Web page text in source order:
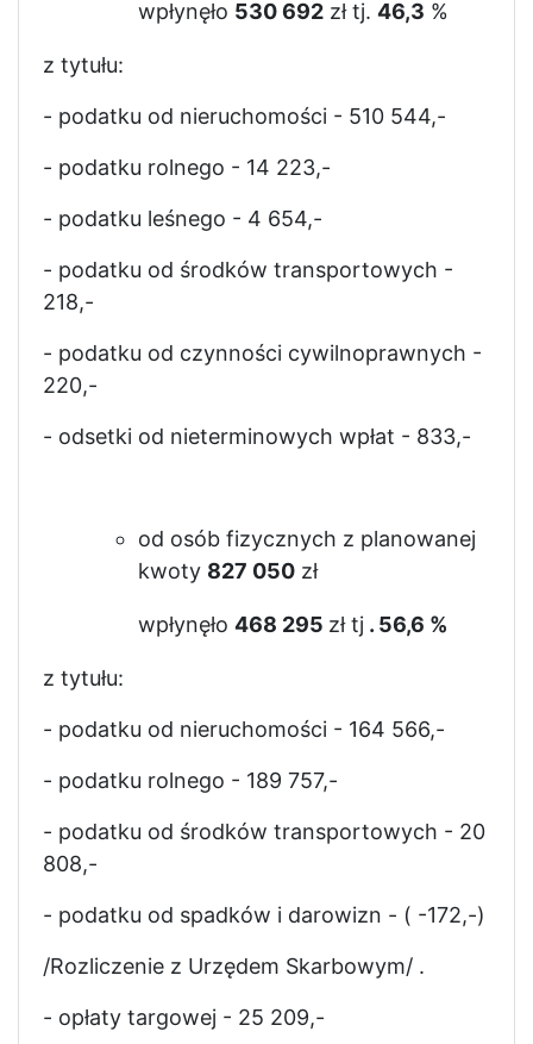
wpłynęło 530 692 zł tj. 46,3 %
z tytułu:
- podatku od nieruchomości - 510 544,-
- podatku rolnego - 14 223,-
- podatku leśnego - 4 654,-
- podatku od środków transportowych -
218,-
- podatku od czynności cywilnoprawnych -
220,-
- odsetki od nieterminowych wpłat - 833,-
od osób fizycznych z planowanej
kwoty 827 050 zł
wpłynęło 468 295 zł tj . 56,6 %
z tytułu:
- podatku od nieruchomości - 164 566,-
- podatku rolnego - 189 757,-
- podatku od środków transportowych - 20
808,-
- podatku od spadków i darowizn - ( -172,-)
/Rozliczenie z Urzędem Skarbowym/ .
- opłaty targowej - 25 209,-